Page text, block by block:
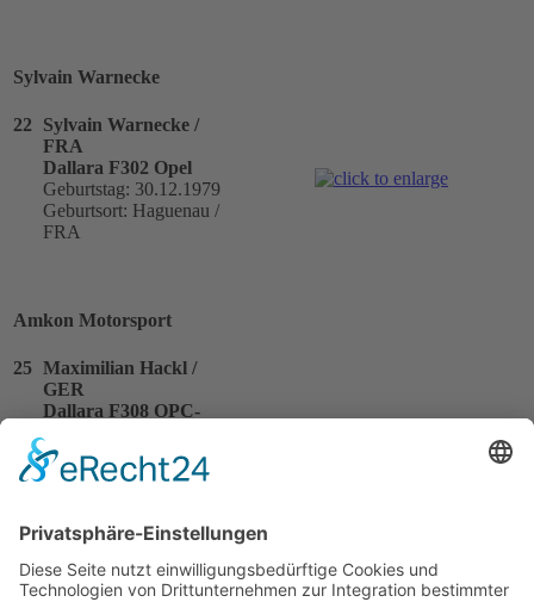
Sylvain Warnecke
22
Sylvain Warnecke /
FRA
Dallara F302 Opel
Geburtstag: 30.12.1979
Geburtsort: Haguenau /
FRA
Amkon Motorsport
25 Maximilian Hackl /
GER
Dallara F308 OPC-
Geburtstag: 01.11.1992
Geburtsort: Dachau /
Puresport